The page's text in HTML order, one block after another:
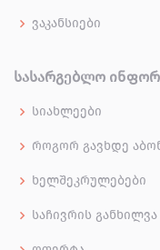
ვაკანსიები
ᲡᲐᲡᲐᲠᲒᲔᲑᲚᲝ
სიახლეები
როგორ გავხდე
ხელშეკრულებები
საჩივრის განხილვა